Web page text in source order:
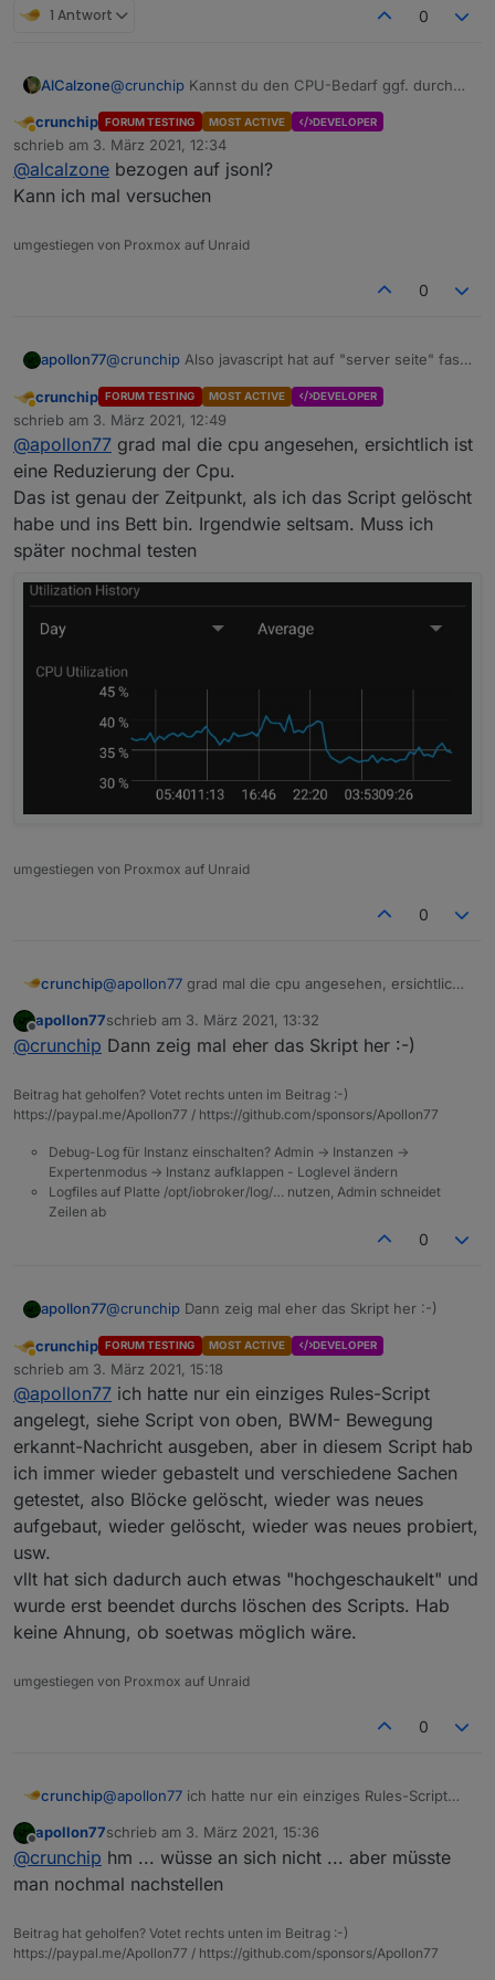
1 Antwort 0
AlCalzone@crunchip Kannst du den CPU-Bedarf ggf. durch
Abwesend
crunchip FORUM TESTING MOST ACTIVE DEVELOPER
schrieb am 3. März 2021, 12:34
zuletzt editiert von
@alcalzone bezogen auf jsonl?
Kann ich mal versuchen
umgestiegen von Proxmox auf Unraid
0
apollon77@crunchip Also javascript hat auf "server seite" fast
unwahrscheinlich
Abwesend
crunchip FORUM TESTING MOST ACTIVE DEVELOPER
schrieb am 3. März 2021, 12:49
zuletzt editiert von
@apollon77 grad mal die cpu angesehen, ersichtlich ist
eine Reduzierung der Cpu.
Das ist genau der Zeitpunkt, als ich das Script gelöscht
habe und ins Bett bin. Irgendwie seltsam. Muss ich
später nochmal testen
umgestiegen von Proxmox auf Unraid
0
crunchip@apollon77 grad mal die cpu angesehen, ersichtlich
Das ist genau der Zeitpunkt, als ich das Script
gelöscht habe und ins Bett bin. Irgendwie seltsam.
apollon77schrieb am 3. März 2021, 13:32
zuletzt editiert von
@crunchip Dann zeig mal eher das Skript her :-)
Beitrag hat geholfen? Votet rechts unten im Beitrag :-)
https://paypal.me/Apollon77 / https://github.com/sponsors/Apollon77
Debug-Log für Instanz einschalten? Admin -> Instanzen ->
Expertenmodus -> Instanz aufklappen - Loglevel ändern
Logfiles auf Platte /opt/iobroker/log/… nutzen, Admin schneidet
Zeilen ab
0
apollon77@crunchip Dann zeig mal eher das Skript her :-)
Abwesend
crunchip FORUM TESTING MOST ACTIVE DEVELOPER
schrieb am 3. März 2021, 15:18
zuletzt editiert von
@apollon77 ich hatte nur ein einziges Rules-Script
angelegt, siehe Script von oben, BWM- Bewegung
erkannt-Nachricht ausgeben, aber in diesem Script hab
ich immer wieder gebastelt und verschiedene Sachen
getestet, also Blöcke gelöscht, wieder was neues
aufgebaut, wieder gelöscht, wieder was neues probiert,
usw.
vllt hat sich dadurch auch etwas "hochgeschaukelt" und
wurde erst beendet durchs löschen des Scripts. Hab
keine Ahnung, ob soetwas möglich wäre.
umgestiegen von Proxmox auf Unraid
0
crunchip@apollon77 ich hatte nur ein einziges Rules-Script
erkannt-Nachricht ausgeben, aber in diesem Script
hab ich immer wieder gebastelt und verschiedene
Sachen getestet, also Blöcke gelöscht, wieder was
vllt hat sich dadurch auch etwas "hochgeschaukelt"
und wurde erst beendet durchs löschen des Scripts.
apollon77schrieb am 3. März 2021, 15:36
zuletzt editiert von
@crunchip hm ... wüsse an sich nicht ... aber müsste
man nochmal nachstellen
Beitrag hat geholfen? Votet rechts unten im Beitrag :-)
https://paypal.me/Apollon77 / https://github.com/sponsors/Apollon77